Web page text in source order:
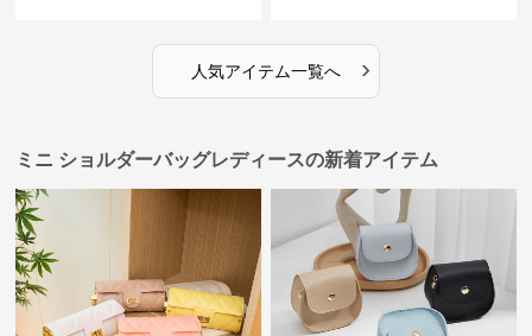
人気アイテム一覧へ ›
ミニ ショルダーバッグレディースの新着アイテム